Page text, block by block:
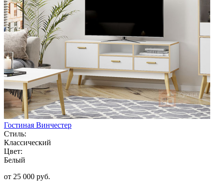
Гостиная Винчестер
Стиль:
Классический
Цвет:
Белый
от 25 000 руб.